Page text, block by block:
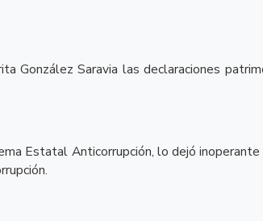
González Saravia las declaraciones
Estatal Anticorrupción, lo dejó inoperante